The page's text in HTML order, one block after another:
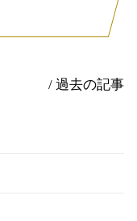
/ 過去の記事